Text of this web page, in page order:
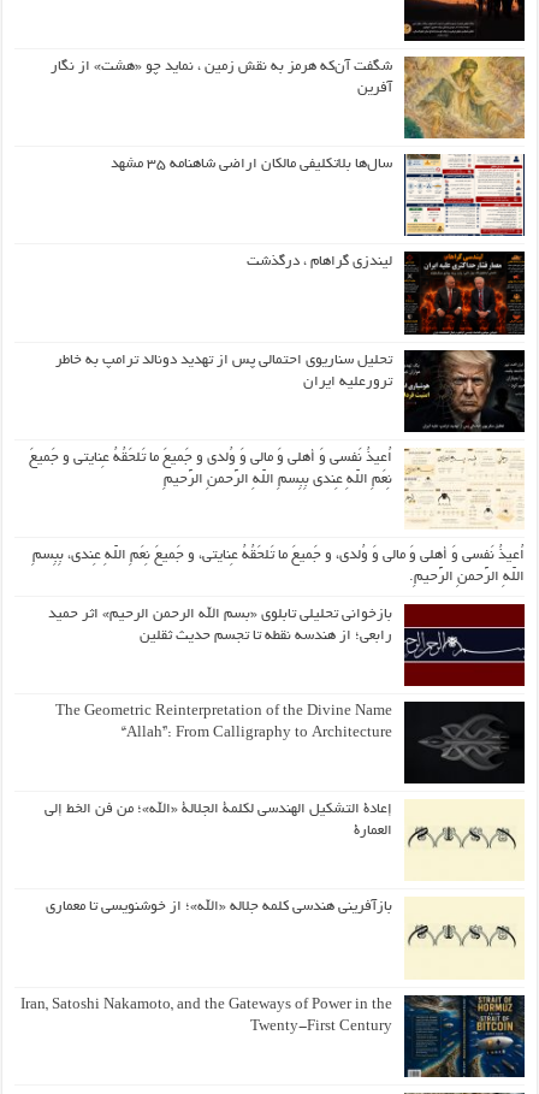
شگفت آن‌که هرمز به نقش زمین ، نماید چو «هشت» از نگار
آفرین
سال‌ها بلاتکلیفی مالکان اراضی شاهنامه ۳۵ مشهد
لیندزی گراهام ، درگذشت
تحلیل سناریوی احتمالی پس از تهدید دونالد ترامپ به خاطر
ترورعلیه ایران
اُعیذُ نَفسی وَ أهلی وَ مالی وَ وُلدی و جَمیعَ ما تَلحَقُهُ عِنایتی و جَمیعَ
نِعَمِ اللّهِ عِندی بِبِسمِ اللّهِ الرَّحمنِ الرَّحیمِ
اُعیذُ نَفسی وَ أهلی وَ مالی وَ وُلدی، و جَمیعَ ما تَلحَقُهُ عِنایتی، و جَمیعَ نِعَمِ اللّهِ عِندی، بِبِسمِ
اللّهِ الرَّحمنِ الرَّحیمِ.
بازخوانی تحلیلی تابلوی «بسم الله الرحمن الرحیم» اثر حمید
رابعی؛ از هندسه نقطه تا تجسم حدیث ثقلین
The Geometric Reinterpretation of the Divine Name
“Allah”: From Calligraphy to Architecture
إعادة التشكيل الهندسي لكلمة الجلالة «الله»؛ من فن الخط إلى
العمارة
بازآفرینی هندسی کلمه جلاله «الله»؛ از خوشنویسی تا معماری
Iran, Satoshi Nakamoto, and the Gateways of Power in the
Twenty-First Century